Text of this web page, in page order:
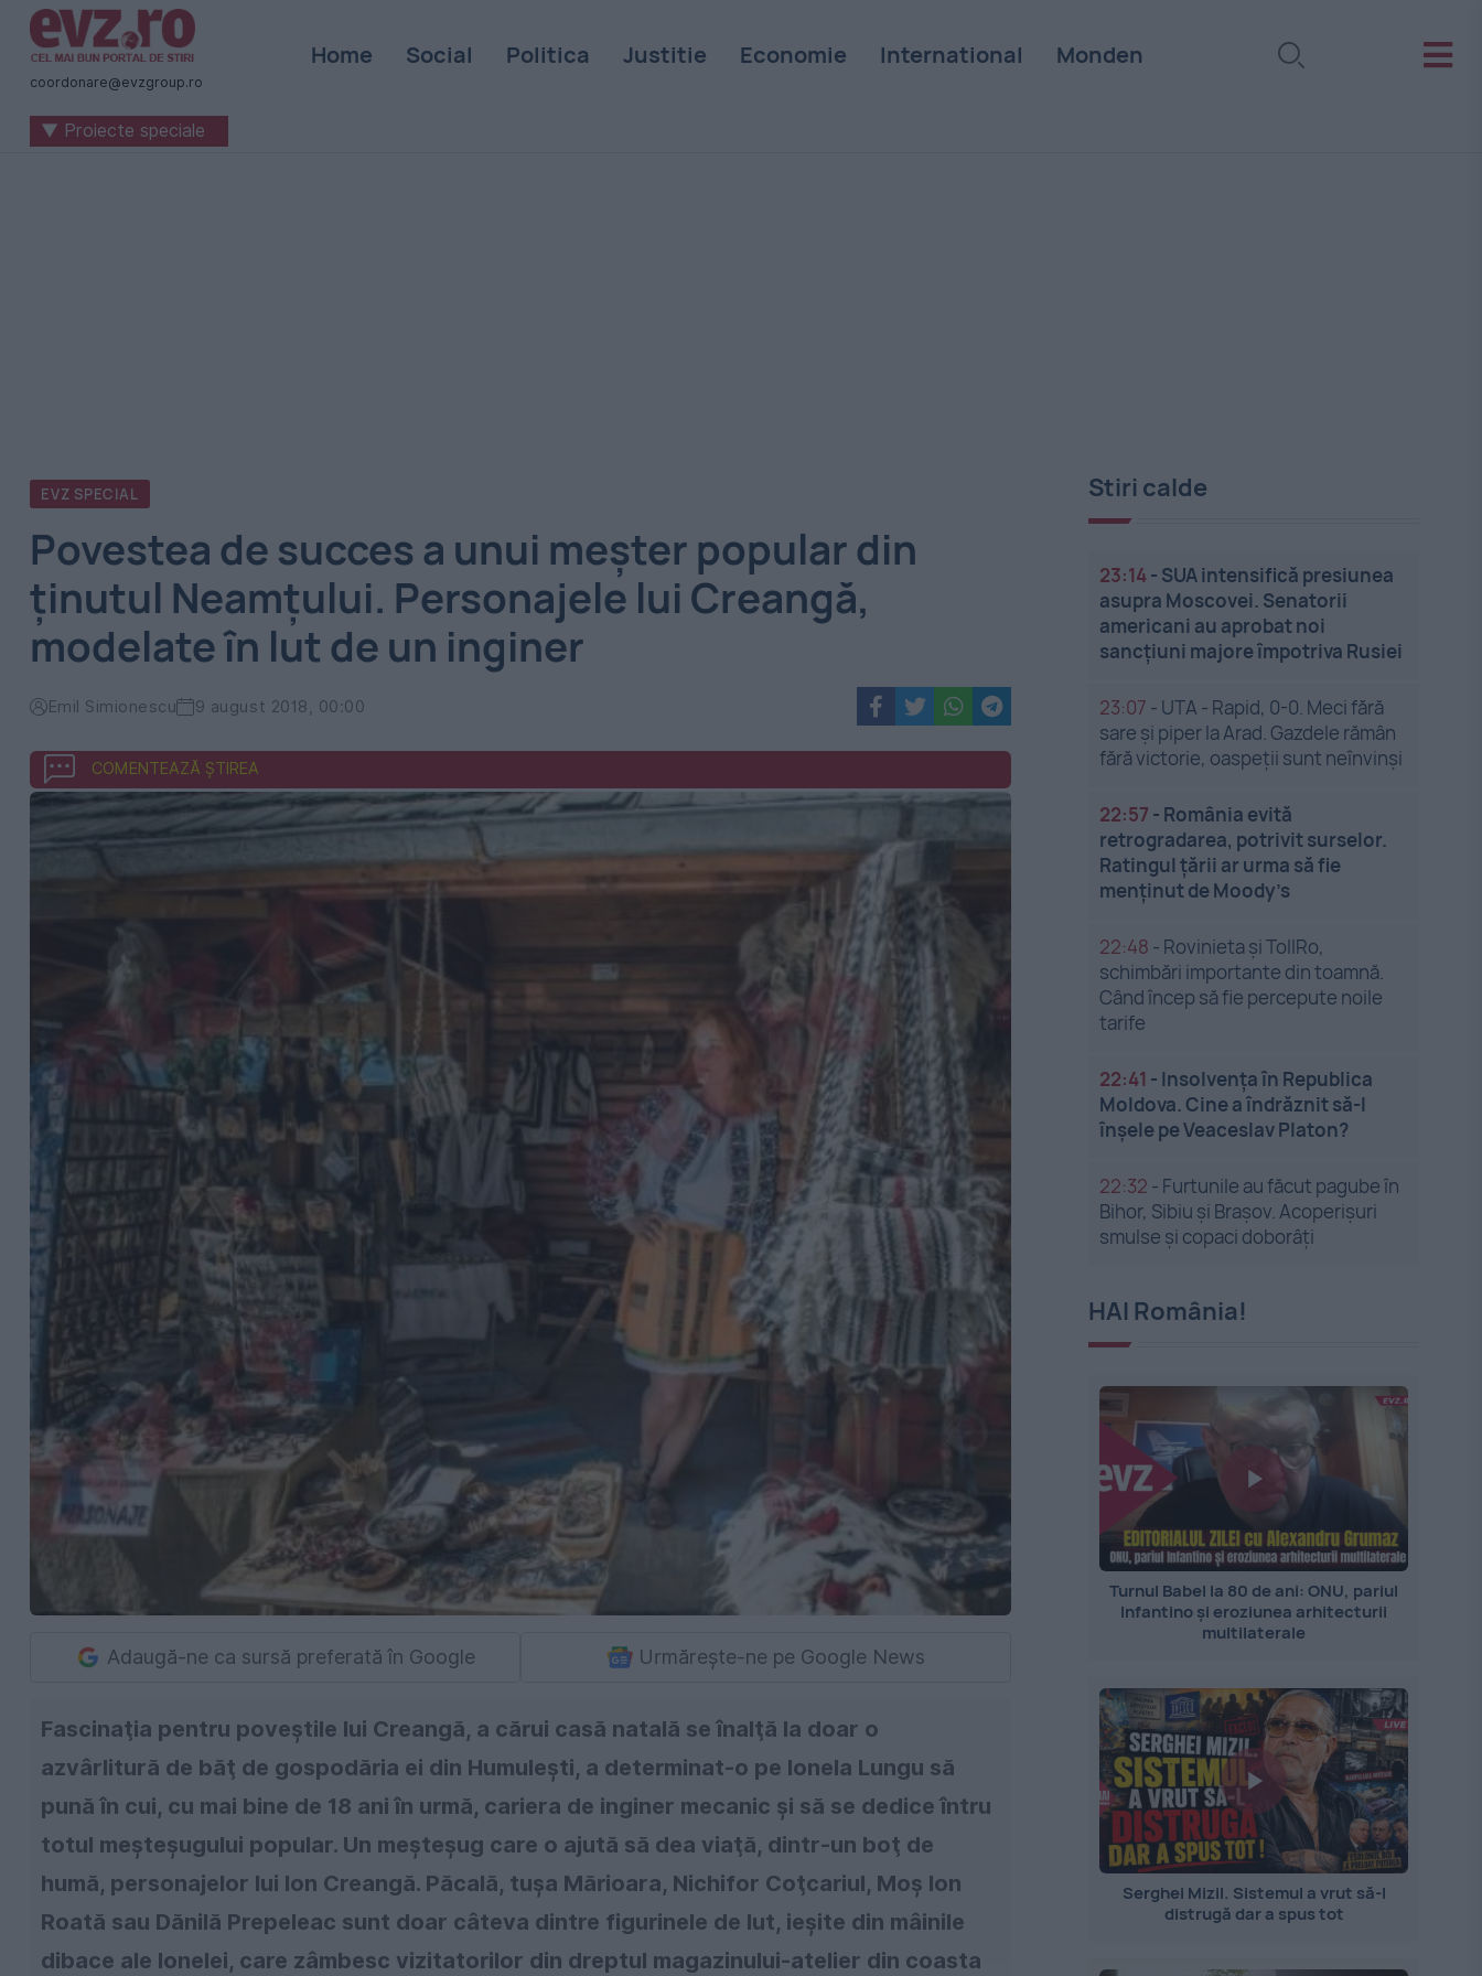
Știri
naționale
internaționale
coordonare@evzgroup.ro
Home Social Politica Justitie Economie International Monden
▼ Proiecte speciale
EVZ SPECIAL
Povestea de succes a unui meşter popular din
ţinutul Neamţului. Personajele lui Creangă,
modelate în lut de un inginer
Emil Simionescu 9 august 2018, 00:00
COMENTEAZĂ ȘTIREA
Adaugă-ne ca sursă preferată în Google Urmărește-ne pe Google News
Fascinaţia pentru poveştile lui Creangă, a cărui casă natală se înalţă la doar o
azvârlitură de băţ de gospodăria ei din Humuleşti, a determinat-o pe Ionela Lungu să
pună în cui, cu mai bine de 18 ani în urmă, cariera de inginer mecanic şi să se dedice întru
totul meşteşugului popular. Un meşteşug care o ajută să dea viaţă, dintr-un boţ de
humă, personajelor lui Ion Creangă. Păcală, tuşa Mărioara, Nichifor Coţcariul, Moş Ion
Roată sau Dănilă Prepeleac sunt doar câteva dintre figurinele de lut, ieşite din mâinile
dibace ale Ionelei, care zâmbesc vizitatorilor din dreptul magazinului-atelier din coasta
Stiri calde
23:14- SUA intensifică presiunea
asupra Moscovei. Senatorii
americani au aprobat noi
sancțiuni majore împotriva Rusiei
23:07 - UTA - Rapid, 0-0. Meci fără
sare și piper la Arad. Gazdele rămân
fără victorie, oaspeții sunt neînvinși
22:57 - România evită
retrogradarea, potrivit surselor.
Ratingul țării ar urma să fie
menținut de Moody’s
22:48 - Rovinieta și TollRo,
schimbări importante din toamnă.
Când încep să fie percepute noile
tarife
22:41 - Insolvenţa în Republica
Moldova. Cine a îndrăznit să-l
înşele pe Veaceslav Platon?
22:32 - Furtunile au făcut pagube în
Bihor, Sibiu și Brașov. Acoperișuri
smulse și copaci doborâți
HAI România!
Turnul Babel la 80 de ani: ONU, pariul
Infantino și eroziunea arhitecturii
multilaterale
Serghei Mizil. Sistemul a vrut să-l
distrugă dar a spus tot